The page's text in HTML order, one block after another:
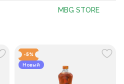
MBG STORE
-5%
Новый